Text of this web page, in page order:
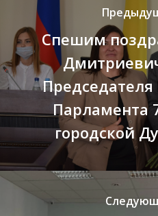
Спешим
Парламента
городской